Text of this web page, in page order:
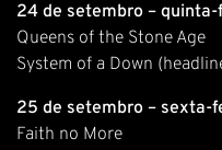
24 de setembro – quinta-
Queens of the Stone Age
System of a Down
25 de setembro – sexta-
Faith no More